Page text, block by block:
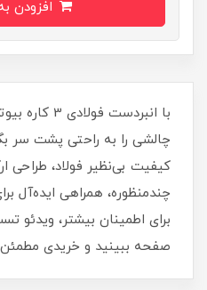
چالشی را به راحتی پشت سر
کیفیت بی‌نظیر فولاد، طراحی
چندمنظوره، همراهی ایده‌آل
برای اطمینان بیشتر، ویدئو
صفحه ببینید و خریدی